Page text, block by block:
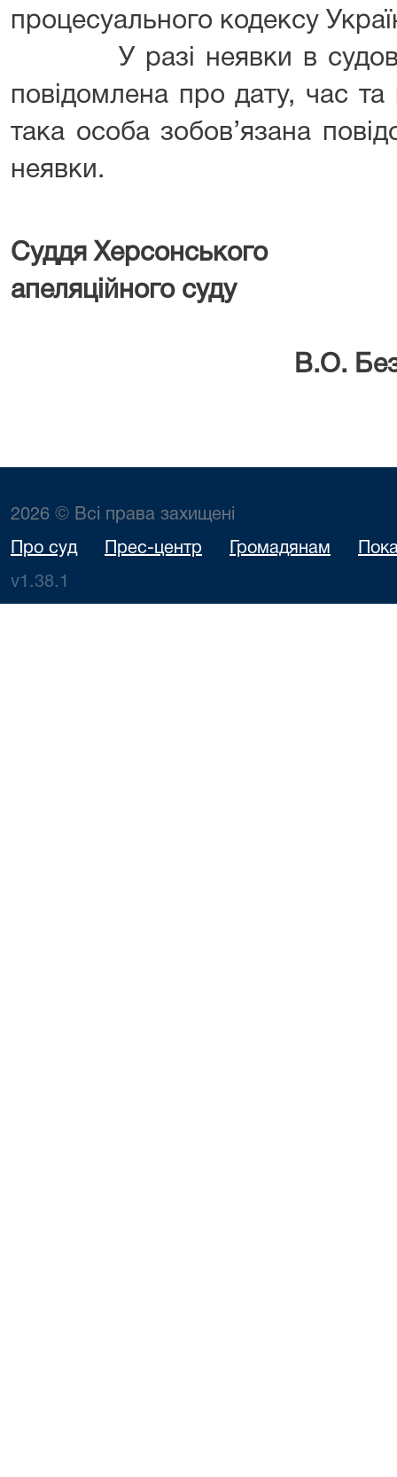
процесуального кодексу
У разі неявки в судове
повідомлена про дату, час та
така особа зобов’язана
неявки.
Суддя Херсонського
В.О.
2026 © Всі права захищені
Про суд Прес-центр Громадянам
v1.38.1